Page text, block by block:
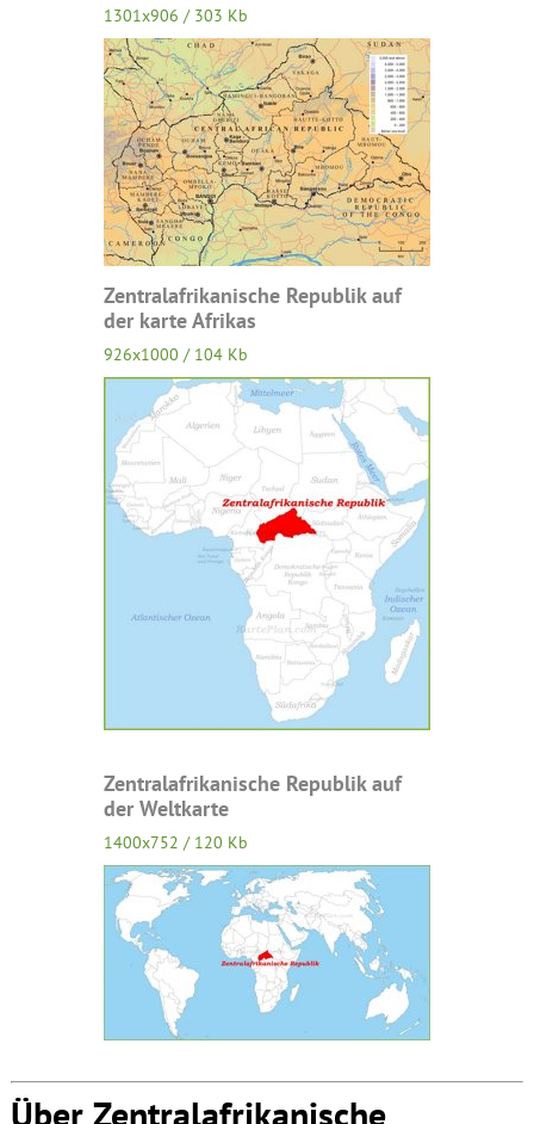
1301x906 / 303 Kb
Zentralafrikanische Republik auf
der karte Afrikas
926x1000 / 104 Kb
Zentralafrikanische Republik auf
der Weltkarte
1400x752 / 120 Kb
Über Zentralafrikanische